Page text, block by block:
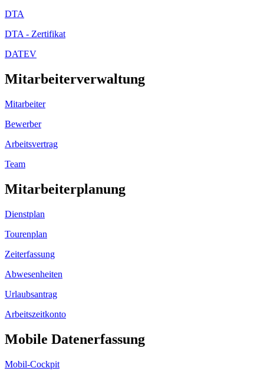
DTA
DTA - Zertifikat
DATEV
Mitarbeiterverwaltung
Mitarbeiter
Bewerber
Arbeitsvertrag
Team
Mitarbeiterplanung
Dienstplan
Tourenplan
Zeiterfassung
Abwesenheiten
Urlaubsantrag
Arbeitszeitkonto
Mobile Datenerfassung
Mobil-Cockpit